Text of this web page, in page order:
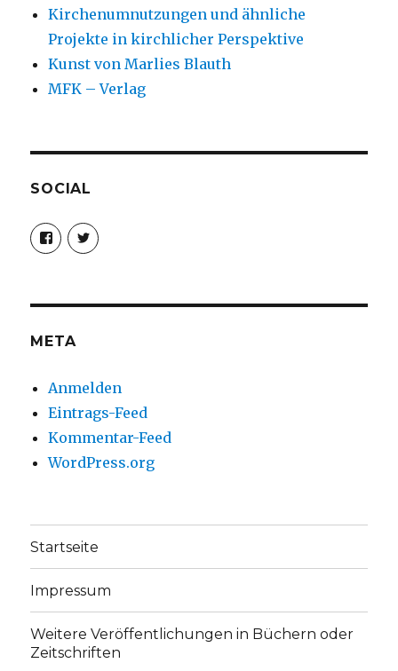
Kirchenumnutzungen und ähnliche
Projekte in kirchlicher Perspektive
Kunst von Marlies Blauth
MFK – Verlag
SOCIAL
Profil
von
christoph.fleischer1
anzeigen
Profil
von
anzeigen
META
Anmelden
Eintrags-Feed
Kommentar-Feed
WordPress.org
Startseite
Impressum
Weitere Veröffentlichungen in Büchern oder
Zeitschriften